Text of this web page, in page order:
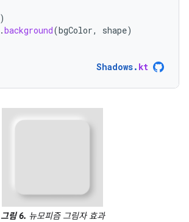
)
.background(bgColor, shape)
Shadows. kt
그림 6. 뉴모피즘 그림자 효과